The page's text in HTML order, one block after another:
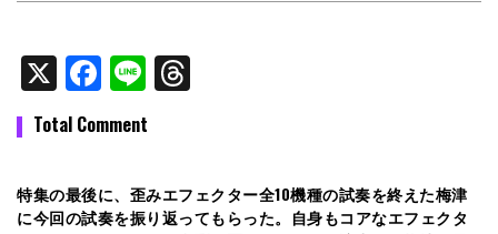
X Facebook
Line
Total Comment
特集の最後に、歪みエフェクター全10機種の試奏を終えた梅津
に今回の試奏を振り返ってもらった。自身もコアなエフェクタ